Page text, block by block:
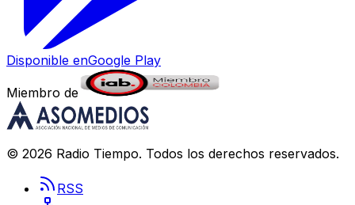
Disponible enGoogle Play
Miembro de
© 2026 Radio Tiempo. Todos los derechos reservados.
RSS